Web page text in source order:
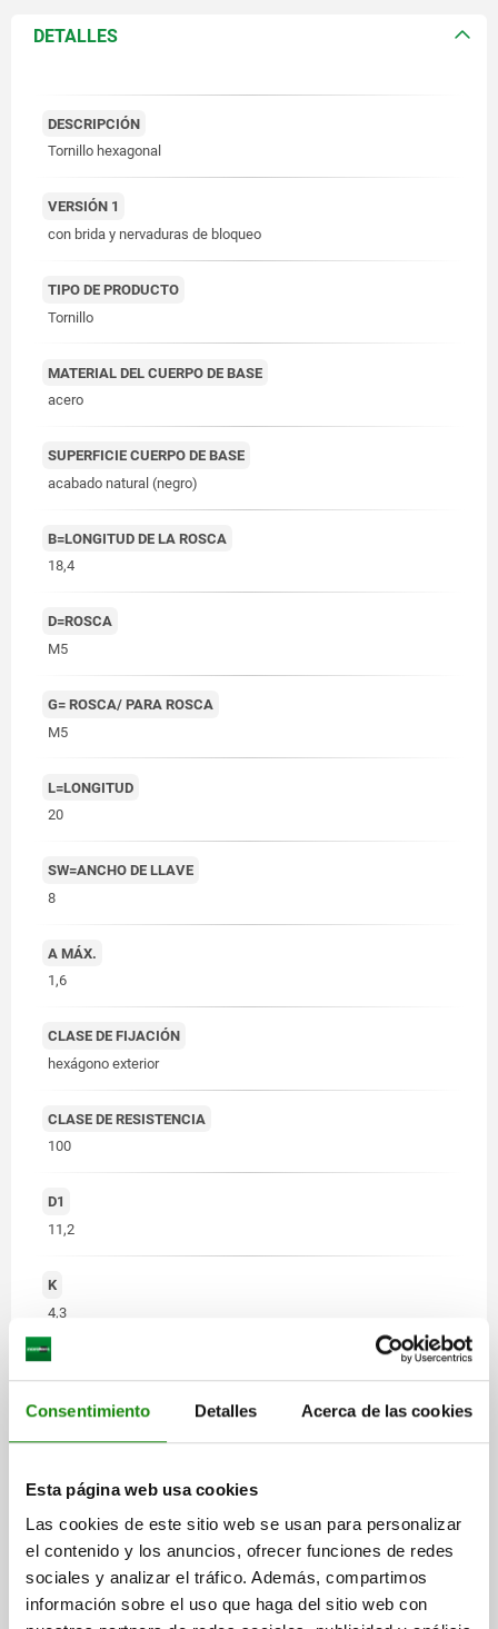
Consentimiento Detalles Acerca de las cookies
Esta página web usa cookies
Las cookies de este sitio web se usan para personalizar
el contenido y los anuncios, ofrecer funciones de redes
sociales y analizar el tráfico. Además, compartimos
información sobre el uso que haga del sitio web con
DETALLES
DESCRIPCIÓN
Tornillo hexagonal
VERSIÓN 1
con brida y nervaduras de bloqueo
TIPO DE PRODUCTO
Tornillo
MATERIAL DEL CUERPO DE BASE
acero
SUPERFICIE CUERPO DE BASE
acabado natural (negro)
B=LONGITUD DE LA ROSCA
18,4
D=ROSCA
M5
G= ROSCA/ PARA ROSCA
M5
L=LONGITUD
20
SW=ANCHO DE LLAVE
8
A MÁX.
1,6
CLASE DE FIJACIÓN
hexágono exterior
CLASE DE RESISTENCIA
100
D1
11,2
K
4,3
N (NÚMERO)